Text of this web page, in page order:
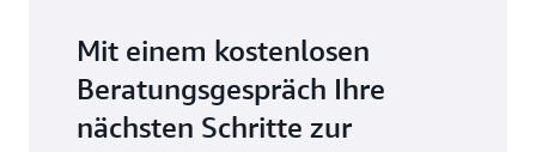
Mit einem kostenlosen
Beratungsgespräch Ihre
nächsten Schritte zur